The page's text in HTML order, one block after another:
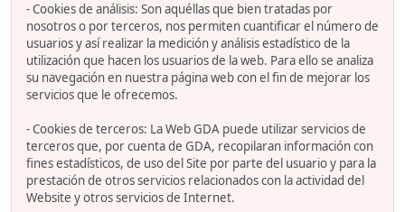
- Cookies de análisis: Son aquéllas que bien tratadas por
nosotros o por terceros, nos permiten cuantificar el número de
usuarios y así realizar la medición y análisis estadístico de la
utilización que hacen los usuarios de la web. Para ello se analiza
su navegación en nuestra página web con el fin de mejorar los
servicios que le ofrecemos.
- Cookies de terceros: La Web GDA puede utilizar servicios de
terceros que, por cuenta de GDA, recopilaran información con
fines estadísticos, de uso del Site por parte del usuario y para la
prestación de otros servicios relacionados con la actividad del
Website y otros servicios de Internet.